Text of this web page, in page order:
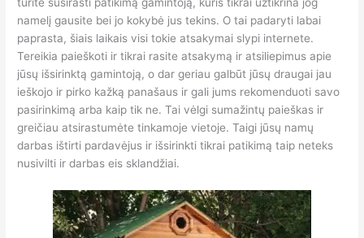
namelį gausite bei jo kokybė jus tekins. O tai padaryti labai
paprasta, šiais laikais visi tokie atsakymai slypi internete.
Tereikia paieškoti ir tikrai rasite atsakymą ir atsiliepimus apie
jūsų išsirinktą gamintoją, o dar geriau galbūt jūsų draugai jau
ieškojo ir pirko kažką panašaus ir gali jums rekomenduoti savo
pasirinkimą arba kaip tik ne. Tai vėlgi sumažintų paieškas ir
greičiau atsirastumėte tinkamoje vietoje. Taigi jūsų namų
darbas ištirti pardavėjus ir išsirinkti tikrai patikimą taip neteks
nusivilti ir darbas eis sklandžiai.